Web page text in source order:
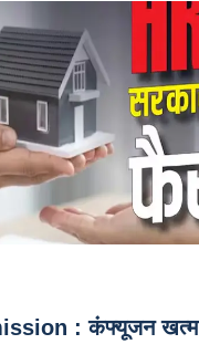
: कंफ्यूजन खत्म!